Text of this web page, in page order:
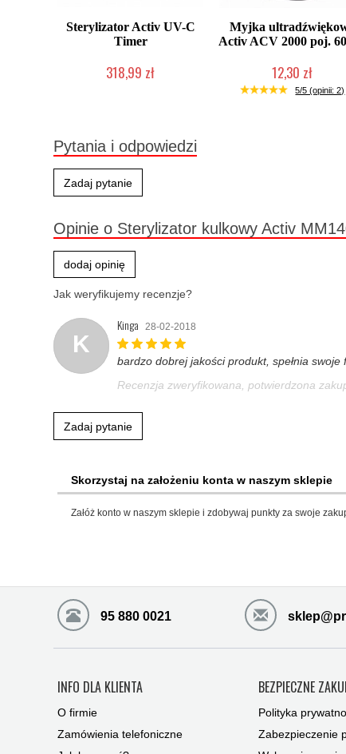
Sterylizator Activ UV-C
Timer
318,99 zł
Myjka
Activ ACV 2000 poj.
12,30 zł
Produkt wycofany
5/5 (opinii: 2)
Pytania i odpowiedzi
Zadaj pytanie
Opinie o Sterylizator kulkowy Activ
dodaj opinię
Jak weryfikujemy recenzje?
K
Kinga 28-02-2018
bardzo dobrej jakości produkt, spełnia
Recenzja zweryfikowana, potwierdzona
Zadaj pytanie
Skorzystaj na założeniu konta w naszym sklepie
Załóż konto w naszym sklepie i zdobywaj punkty za swoje
95 880 0021
INFO DLA KLIENTA
O firmie
Zamówienia telefoniczne
BEZPIECZNE
Polityka
Zabezpieczenie